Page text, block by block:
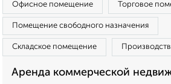
Офисное помещение Торговое
Помещение свободного назначения
Складское помещение
Аренда коммерческой